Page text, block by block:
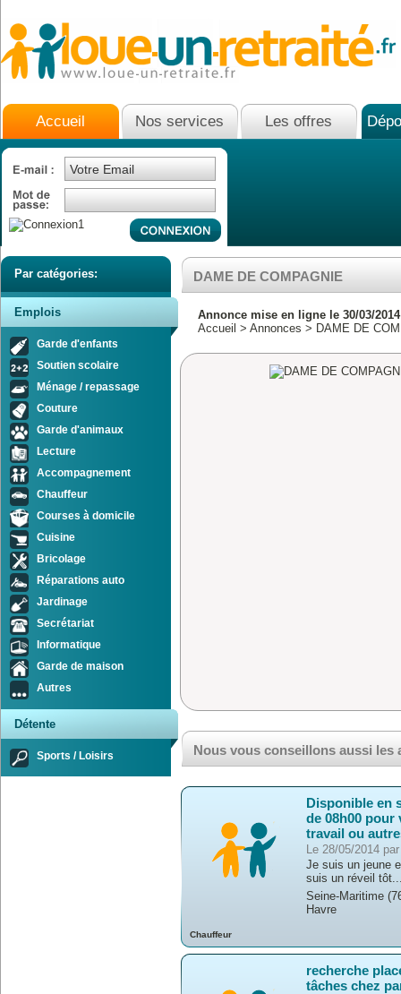
Accueil Nos services Les offres
Par catégories:
Emplois
Garde d'enfants
Soutien scolaire
Ménage / repassage
Couture
Garde d'animaux
Lecture
Accompagnement
Chauffeur
Courses à domicile
Cuisine
Bricolage
Réparations auto
Jardinage
Secrétariat
Informatique
Garde de maison
Autres
Détente
Sports / Loisirs
DAME DE COMPAGNIE
Annonce mise en ligne le 30/03/2014
Accueil > Annonces > DAME DE
Nous vous conseillons aussi les
Chauffeur
Disponible en
de 08h00 pour
travail ou
Le 28/05/2014
Je suis un jeune
suis un réveil
Seine-Maritime
Havre
recherche
tâches chez